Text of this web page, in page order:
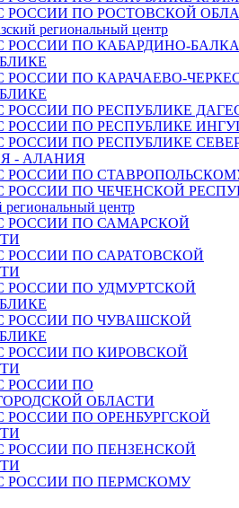
РОССИИ ПО РОСТОВСКОЙ
региональный центр
РОССИИ ПО КАБАРДИНО-
РОССИИ ПО КАРАЧАЕВО-
РОССИИ ПО РЕСПУБЛИКЕ
РОССИИ ПО РЕСПУБЛИКЕ
РОССИИ ПО РЕСПУБЛИКЕ
- АЛАНИЯ
РОССИИ ПО
РОССИИ ПО ЧЕЧЕНСКОЙ
центр
РОССИИ ПО САМАРСКОЙ
РОССИИ ПО САРАТОВСКОЙ
РОССИИ ПО УДМУРТСКОЙ
РОССИИ ПО ЧУВАШСКОЙ
РОССИИ ПО КИРОВСКОЙ
РОССИИ ПО
ОБЛАСТИ
РОССИИ ПО ОРЕНБУРГСКОЙ
РОССИИ ПО ПЕНЗЕНСКОЙ
РОССИИ ПО ПЕРМСКОМУ